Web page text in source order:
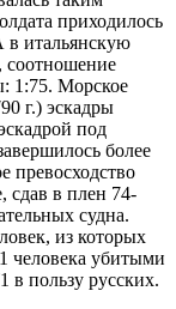
приходилось
в итальянскую
1:75. Морское
г.) эскадры
под
более
превосходство
сдав в плен 74-
судна.
из которых
человека убитыми
пользу русских.